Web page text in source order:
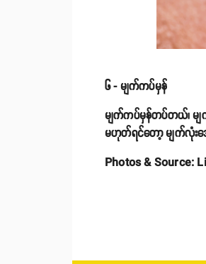
၆ - မျက်ကပ်မှန်
မျက်ကပ်မှန်တပ်တယ်၊
မဟုတ်ရင်တော့ မျက်လုံးအ
Photos & Source: